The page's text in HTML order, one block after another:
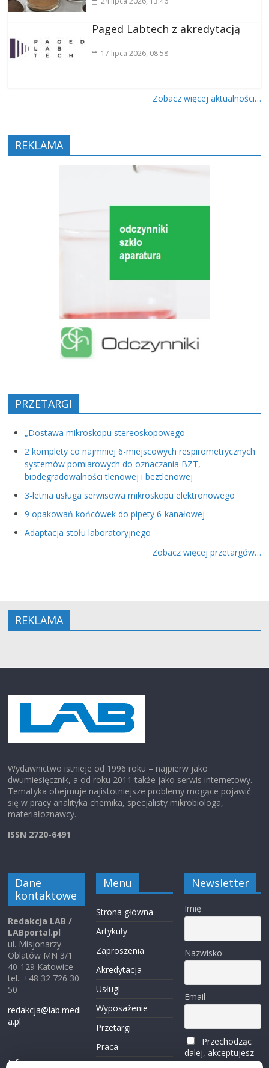
Paged Labtech z akredytacją
17 lipca 2026, 08:58
Zobacz więcej aktualności…
REKLAMA
PRZETARGI
„Dostawa mikroskopu stereoskopowego
2 komplety co najmniej 6-miejscowych respirometrycznych
systemów pomiarowych do oznaczania BZT,
biodegradowalności tlenowej i beztlenowej
3-letnia usługa serwisowa mikroskopu elektronowego
9 opakowań końcówek do pipety 6-kanałowej
Adaptacja stołu laboratoryjnego
Zobacz więcej przetargów…
REKLAMA
Wydawnictwo istnieje od 1996 roku – najpierw jako
dwumiesięcznik, a od roku 2011 także jako serwis internetowy.
Tematyka obejmuje najistotniejsze problemy mogące pojawić
się w pracy analityka chemika, specjalisty mikrobiologa,
materiałoznawcy.
ISSN 2720-6491
Dane
kontaktowe
Redakcja LAB /
LABportal.pl
ul. Misjonarzy
Oblatów MN 3/1
40-129 Katowice
tel.: +48 32 726 30
50
redakcja@lab.medi
a.pl
Informacje o
Menu
Strona główna
Artykuły
Zaproszenia
Akredytacja
Usługi
Wyposażenie
Przetargi
Praca
Newsletter
Imię
Nazwisko
Email
Przechodząc
dalej, akceptujesz
politykę